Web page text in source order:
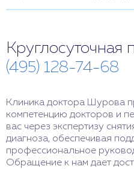
Круглосуточная
(495) 128-74-68
Клиника доктора Шурова
компетенцию докторов и
вас через экспертизу
диагноза, обеспечивая
профессиональное
Обращение к нам дает